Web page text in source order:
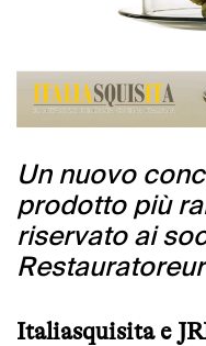
Un nuovo
prodotto più
riservato ai
Italiasquisita e